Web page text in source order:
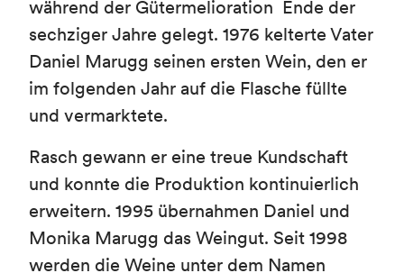
während der Gütermelioration Ende der
sechziger Jahre gelegt. 1976 kelterte Vater
Daniel Marugg seinen ersten Wein, den er
im folgenden Jahr auf die Flasche füllte
und vermarktete.
Rasch gewann er eine treue Kundschaft
und konnte die Produktion kontinuierlich
erweitern. 1995 übernahmen Daniel und
Monika Marugg das Weingut. Seit 1998
werden die Weine unter dem Namen